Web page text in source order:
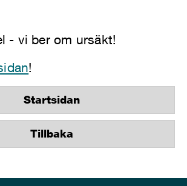
- vi ber om ursäkt!
!
Startsidan
Tillbaka